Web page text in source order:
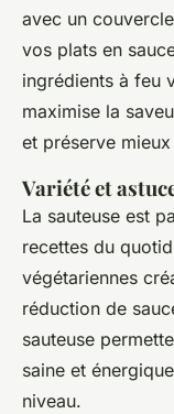
avec un
vos plats en
ingrédients à feu
maximise la
et préserve
Variété et
La sauteuse est
recettes du
végétariennes
réduction de
sauteuse
saine et
niveau.